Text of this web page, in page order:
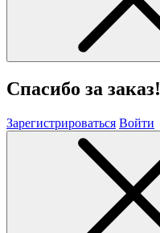
Спасибо за заказ!
Зарегистрироваться Войти